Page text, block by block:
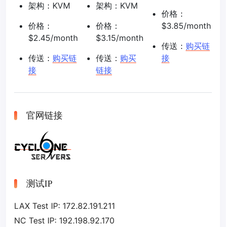
架构：KVM
价格：
$2.45/month
传送： 购买链
接
架构：KVM
价格：
$3.15/month
传送： 购买
链接
价格：
$3.85/month
传送： 购买链
接
官网链接
测试IP
LAX Test IP: 172.82.191.211
NC Test IP: 192.198.92.170